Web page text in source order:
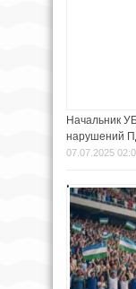
Начальник
нарушений
07.07.2025